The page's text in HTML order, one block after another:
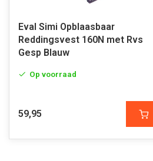
Eval Simi Opblaasbaar
Reddingsvest 160N met Rvs
Gesp Blauw
Op voorraad
59,95